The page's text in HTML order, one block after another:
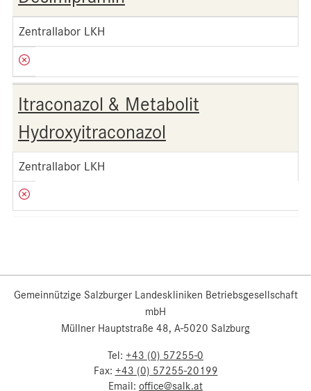
Zentrallabor LKH
Itraconazol & Metabolit
Hydroxyitraconazol
Zentrallabor LKH
Gemeinnützige Salzburger Landeskliniken Betriebsgesellschaft
mbH
Müllner Hauptstraße 48, A-5020 Salzburg
Tel: +43 (0) 57255-0
Fax: +43 (0) 57255-20199
Email: office@salk.at